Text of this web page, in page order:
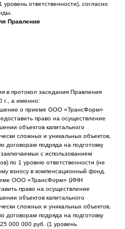
ответственности), согласно
Правления
в протокол заседания Правления
а именно:
о приеме ООО «ТрансФорм»
право на осуществление
объектов капитального
сложных и уникальных объектов,
договорам подряда на подготовку
с использованием
по 1 уровню ответственности (не
взносу в компенсационный фонд.
ООО «ТрансФорм» (ИНН
право на осуществление
объектов капитального
сложных и уникальных объектов,
договорам подряда на подготовку
000 000 руб. (1 уровень